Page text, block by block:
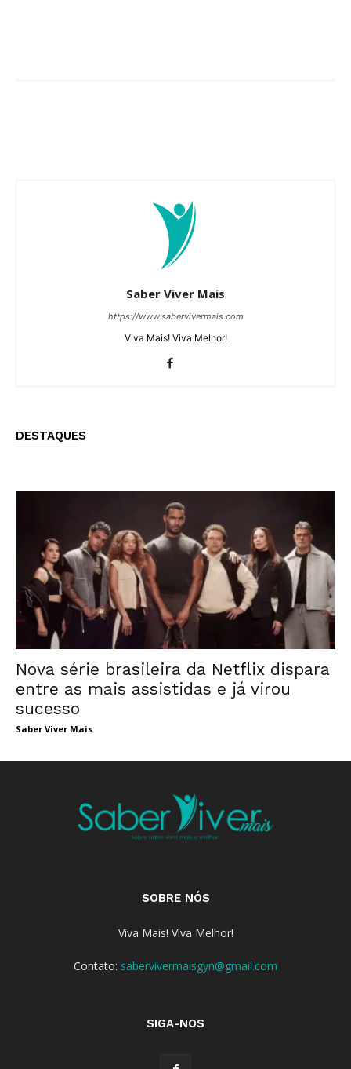
Saber Viver Mais
https://www.sabervivermais.com
Viva Mais! Viva Melhor!
DESTAQUES
Nova série brasileira da Netflix dispara
entre as mais assistidas e já virou
sucesso
Saber Viver Mais
SOBRE NÓS
Viva Mais! Viva Melhor!
Contato: sabervivermaisgyn@gmail.com
SIGA-NOS